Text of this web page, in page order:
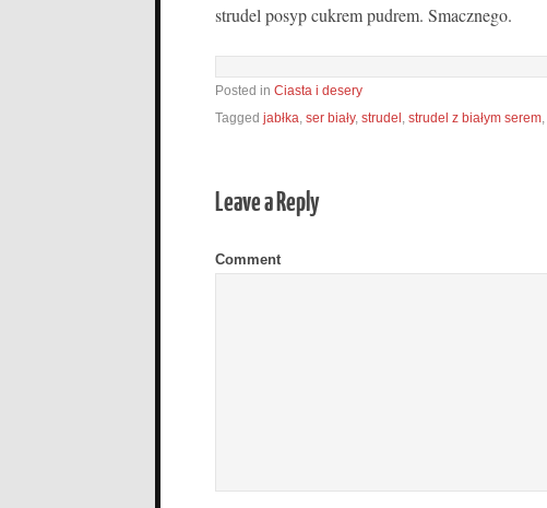
strudel posyp cukrem pudrem. Smacznego.
Posted in Ciasta i desery
Tagged jabłka ser biały, strudel strudel z białym serem
Leave a Reply
Comment